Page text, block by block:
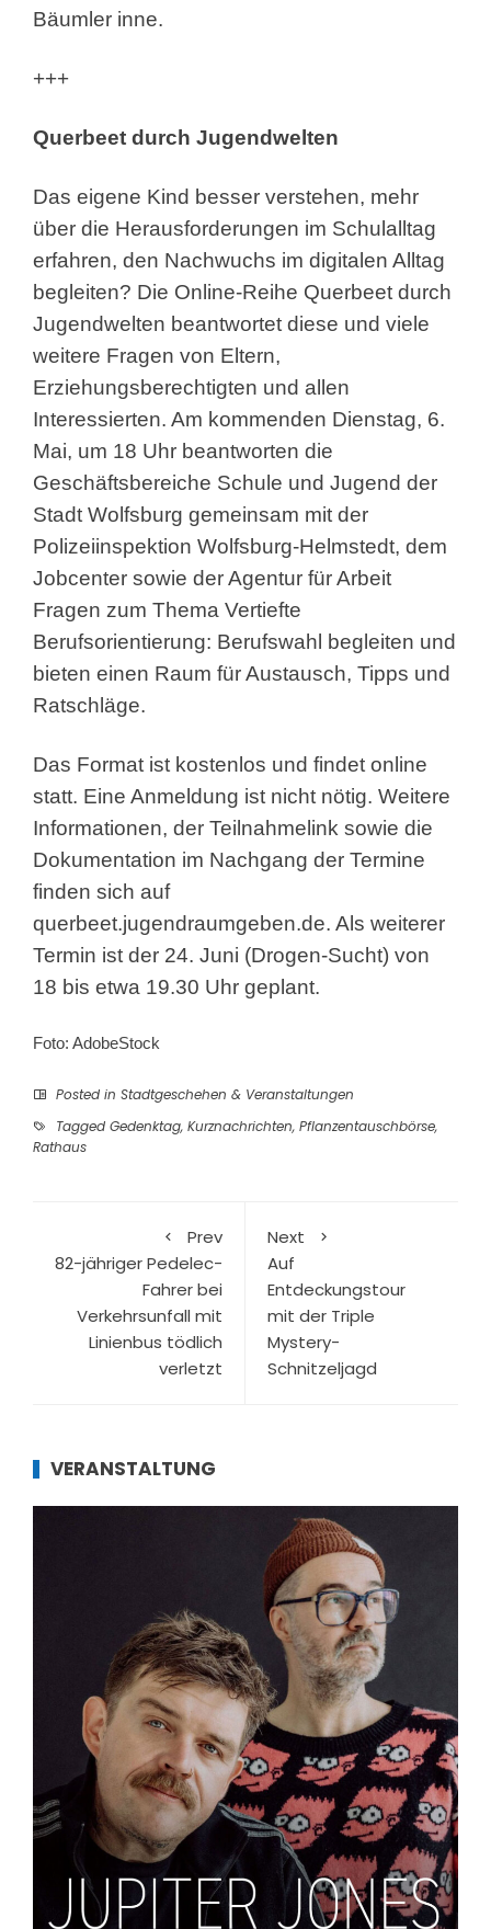
Bäumler inne.
+++
Querbeet durch Jugendwelten
Das eigene Kind besser verstehen, mehr
über die Herausforderungen im Schulalltag
erfahren, den Nachwuchs im digitalen Alltag
begleiten? Die Online-Reihe Querbeet durch
Jugendwelten beantwortet diese und viele
weitere Fragen von Eltern,
Erziehungsberechtigten und allen
Interessierten. Am kommenden Dienstag, 6.
Mai, um 18 Uhr beantworten die
Geschäftsbereiche Schule und Jugend der
Stadt Wolfsburg gemeinsam mit der
Polizeiinspektion Wolfsburg-Helmstedt, dem
Jobcenter sowie der Agentur für Arbeit
Fragen zum Thema Vertiefte
Berufsorientierung: Berufswahl begleiten und
bieten einen Raum für Austausch, Tipps und
Ratschläge.
Das Format ist kostenlos und findet online
statt. Eine Anmeldung ist nicht nötig. Weitere
Informationen, der Teilnahmelink sowie die
Dokumentation im Nachgang der Termine
finden sich auf
querbeet.jugendraumgeben.de. Als weiterer
Termin ist der 24. Juni (Drogen-Sucht) von
18 bis etwa 19.30 Uhr geplant.
Foto: AdobeStock
Posted in Stadtgeschehen & Veranstaltungen
Tagged Gedenktag, Kurznachrichten, Pflanzentauschbörse,
Rathaus
Prev
82-jähriger Pedelec-
Fahrer bei
Verkehrsunfall mit
Linienbus tödlich
verletzt
Next
Auf
Entdeckungstour
mit der Triple
Mystery-
Schnitzeljagd
VERANSTALTUNG